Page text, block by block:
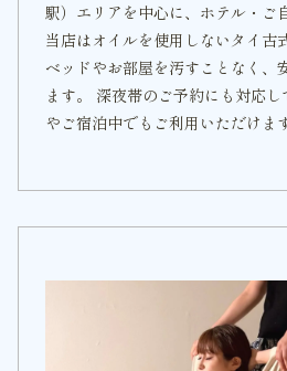
駅）エリアを中心に、ホテル・ご
当店はオイルを使用しないタイ古
ベッドやお部屋を汚すことなく、
ます。 深夜帯のご予約にも対応し
やご宿泊中でもご利用いただけます